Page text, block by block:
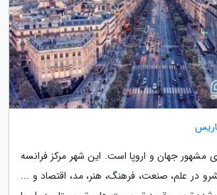
مشهور جهان و اروپا است. این شهر مرکز فرانسه
در علم، صنعت، فرهنگ، هنر، مد، اقتصاد و ...